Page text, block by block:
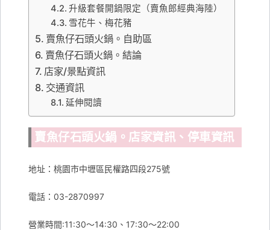
升級套餐開鍋限定（賣魚郎經典海陸）
雪花牛、梅花豬
賣魚仔石頭火鍋。自助區
賣魚仔石頭火鍋。結論
店家/景點資訊
交通資訊
延伸閱讀
賣魚仔石頭火鍋。店家資訊、停車資訊
地址：桃園市中壢區民權路四段275號
電話：03-2870997
營業時間:11:30～14:30、17:30～22:00